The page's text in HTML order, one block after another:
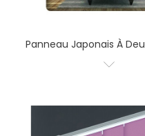
Panneau Japonais À